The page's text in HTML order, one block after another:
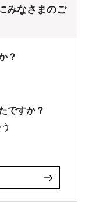
みなさまのご
？
ですか？